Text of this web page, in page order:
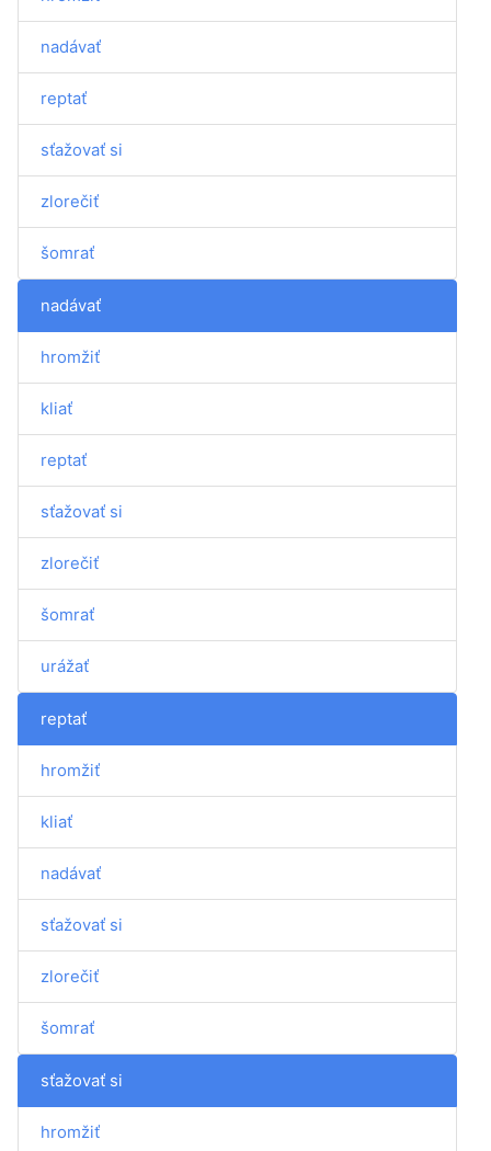
nadávať
reptať
sťažovať si
zlorečiť
šomrať
nadávať
hromžiť
kliať
reptať
sťažovať si
zlorečiť
šomrať
urážať
reptať
hromžiť
kliať
nadávať
sťažovať si
zlorečiť
šomrať
sťažovať si
hromžiť